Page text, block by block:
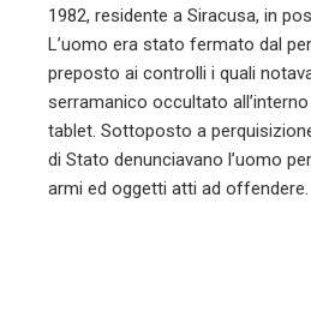
1982, residente a Siracusa, in
L’uomo era stato fermato dal
preposto ai controlli i quali
serramanico occultato
tablet. Sottoposto a
di Stato denunciavano l’uomo
armi ed oggetti atti ad offendere.